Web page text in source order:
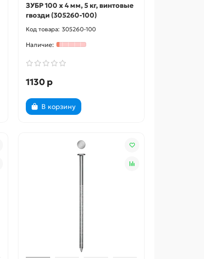
ЗУБР 100 x 4 мм, 5 кг, винтовые
гвозди (305260-100)
305260-100
1130 р
В корзину